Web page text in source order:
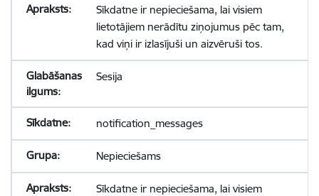
Sīkdatne ir nepieciešama, lai visiem
lietotājiem nerādītu ziņojumus pēc tam,
kad viņi ir izlasījuši un aizvēruši tos.
Sesija
notification_messages
Nepieciešams
Sīkdatne ir nepieciešama, lai visiem